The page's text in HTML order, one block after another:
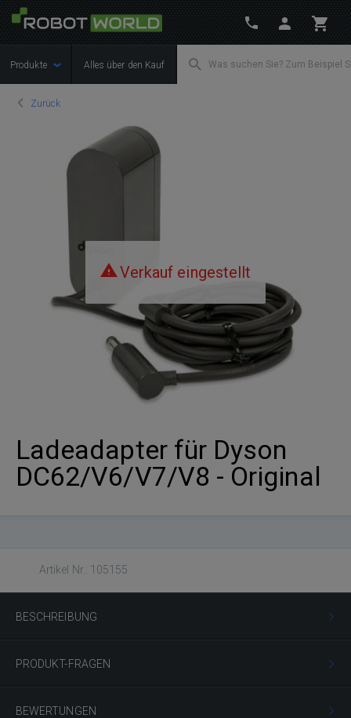
Produkte Alles über den Kauf
Zurück
Verkauf eingestellt
Ladeadapter für Dyson
DC62/V6/V7/V8 - Original
Artikel Nr.: 105155
BESCHREIBUNG
PRODUKT-FRAGEN
BEWERTUNGEN